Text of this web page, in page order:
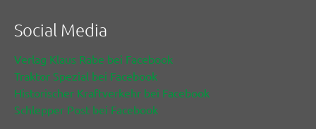
Social Media
Verlag Klaus Rabe bei Facebook
Traktor Spezial bei Facebook
Historischer Kraftverkehr bei Facebook
Schlepper Post bei Facebook